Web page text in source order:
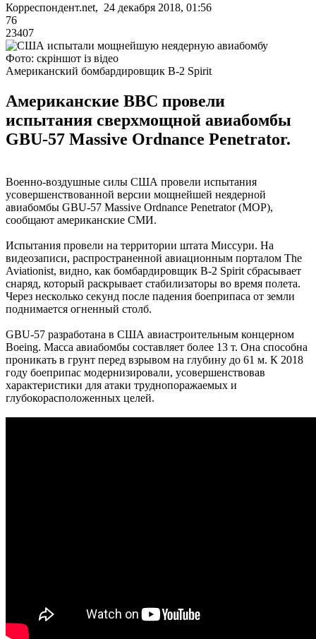
Корреспондент.net, 24 декабря 2018, 01:56
76
23407
Фото: скріншот із відео
Американский бомбардировщик B-2 Spirit
Американские ВВС провели
испытания сверхмощной авиабомбы
GBU-57 Massive Ordnance Penetrator.
Военно-воздушные силы США провели испытания
усовершенствованной версии мощнейшей неядерной
авиабомбы GBU-57 Massive Ordnance Penetrator (MOP),
сообщают американские СМИ.
Испытания провели на территории штата Миссури. На
видеозаписи, распространенной авиационным порталом The
Aviationist, видно, как бомбардировщик B-2 Spirit сбрасывает
снаряд, который раскрывает стабилизаторы во время полета.
Через несколько секунд после падения боеприпаса от земли
поднимается огненный столб.
GBU-57 разработана в США авиастроительным концерном
Boeing. Масса авиабомбы составляет более 13 т. Она способна
проникать в грунт перед взрывом на глубину до 61 м. К 2018
году боеприпас модернизировали, усовершенствовав
характеристики для атаки труднопоражаемых и
глубокорасположенных целей.